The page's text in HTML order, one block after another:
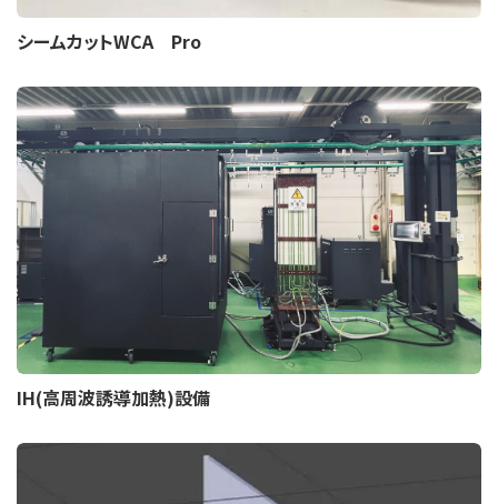
シームカットWCA Pro
IH(高周波誘導加熱)設備